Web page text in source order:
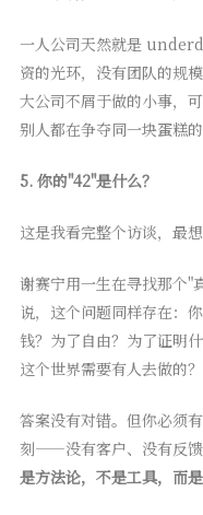
一人公司天然就是
资的光环，没有团队的规
大公司不屑于做的小事，
别人都在争夺同一块蛋糕
5. 你的"42"是什么？
这是我看完整个访谈，最
谢赛宁用一生在寻找那个"
说，这个问题同样存在：
钱？为了自由？为了证明
这个世界需要有人去做的？
答案没有对错。但你必须
刻——没有客户、没有反
是方法论，不是工具，而